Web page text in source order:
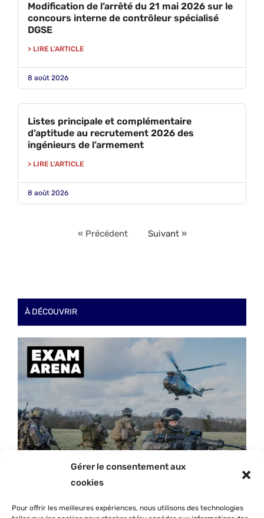
Gérer le consentement aux
cookies
Pour offrir les meilleures expériences, nous utilisons des technologies
Modification de l’arrêté du 21 mai 2026 sur le
concours interne de contrôleur spécialisé
DGSE
> LIRE L'ARTICLE
8 août 2026
Listes principale et complémentaire
d’aptitude au recrutement 2026 des
ingénieurs de l’armement
> LIRE L'ARTICLE
8 août 2026
« Précédent Suivant »
À DÉCOUVRIR